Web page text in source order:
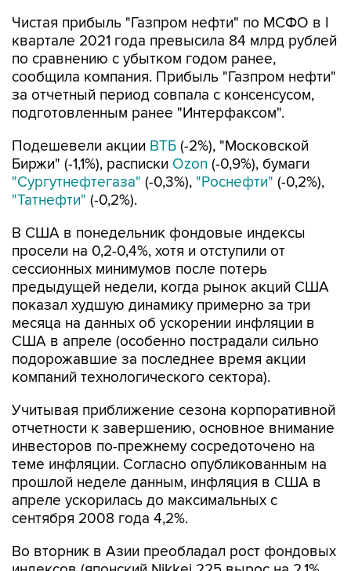
Чистая прибыль "Газпром нефти" по МСФО в I
квартале 2021 года превысила 84 млрд рублей
по сравнению с убытком годом ранее,
сообщила компания. Прибыль "Газпром нефти"
за отчетный период совпала с консенсусом,
подготовленным ранее "Интерфаксом".
Подешевели акции ВТБ (-2%), "Московской
Биржи" (-1,1%), расписки Ozon (-0,9%), бумаги
"Сургутнефтегаза" (-0,3%), "Роснефти" (-0,2%),
"Татнефти" (-0,2%).
В США в понедельник фондовые индексы
просели на 0,2-0,4%, хотя и отступили от
сессионных минимумов после потерь
предыдущей недели, когда рынок акций США
показал худшую динамику примерно за три
месяца на данных об ускорении инфляции в
США в апреле (особенно пострадали сильно
подорожавшие за последнее время акции
компаний технологического сектора).
Учитывая приближение сезона корпоративной
отчетности к завершению, основное внимание
инвесторов по-прежнему сосредоточено на
теме инфляции. Согласно опубликованным на
прошлой неделе данным, инфляция в США в
апреле ускорилась до максимальных с
сентября 2008 года 4,2%.
Во вторник в Азии преобладал рост фондовых